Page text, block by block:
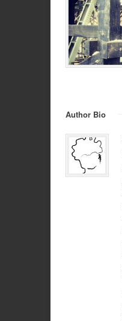
Author Bio